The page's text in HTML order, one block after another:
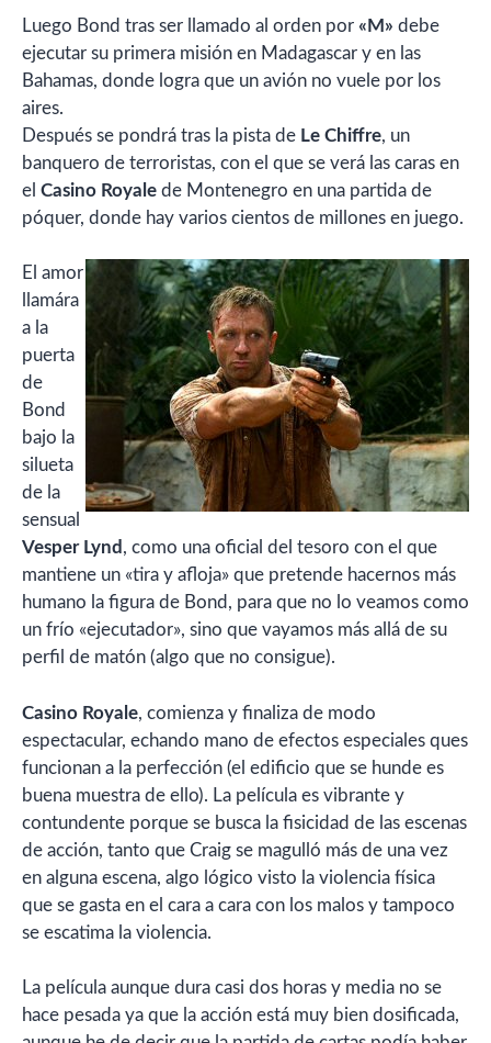
Luego Bond tras ser llamado al orden por «M» debe
ejecutar su primera misión en Madagascar y en las
Bahamas, donde logra que un avión no vuele por los
aires.
Después se pondrá tras la pista de Le Chiffre, un
banquero de terroristas, con el que se verá las caras en
el Casino Royale de Montenegro en una partida de
póquer, donde hay varios cientos de millones en juego.
El amor
llamára
a la
puerta
de
Bond
bajo la
silueta
de la
sensual
Vesper Lynd , como una oficial del tesoro con el que
mantiene un «tira y afloja» que pretende hacernos más
humano la figura de Bond, para que no lo veamos como
un frío «ejecutador», sino que vayamos más allá de su
perfil de matón (algo que no consigue).
Casino Royale, comienza y finaliza de modo
espectacular, echando mano de efectos especiales ques
funcionan a la perfección (el edificio que se hunde es
buena muestra de ello). La película es vibrante y
contundente porque se busca la fisicidad de las escenas
de acción, tanto que Craig se magulló más de una vez
en alguna escena, algo lógico visto la violencia física
que se gasta en el cara a cara con los malos y tampoco
se escatima la violencia.
La película aunque dura casi dos horas y media no se
hace pesada ya que la acción está muy bien dosificada,